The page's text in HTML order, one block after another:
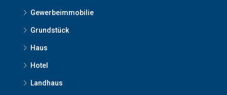
Gewerbeimmobilie
Grundstück
Haus
Hotel
Landhaus